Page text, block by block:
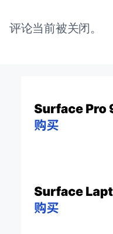
评论当前被关闭。